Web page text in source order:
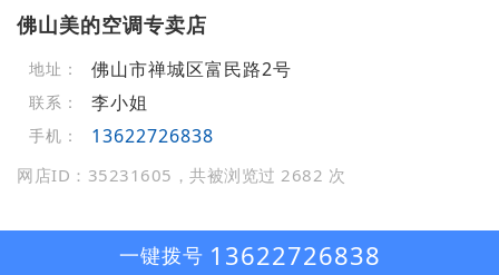
佛山美的空调专卖店
地址： 佛山市禅城区富民路2号
联系： 李小姐
手机： 13622726838
网店ID：35231605，共被浏览过 2682 次
一键拨号 13622726838